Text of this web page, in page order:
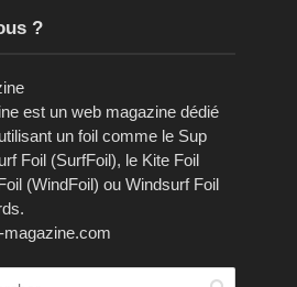
?
est un web magazine dédié
un foil comme le Sup
Foil (SurfFoil), le Kite Foil
(WindFoil) ou Windsurf Foil